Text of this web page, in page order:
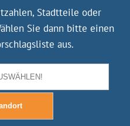
Stadtteile oder
Sie dann bitte einen
aus.